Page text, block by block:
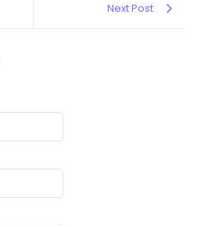
Next Post